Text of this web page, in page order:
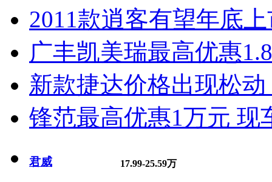
2011款逍客有望年底
广丰凯美瑞最高优惠
新款捷达价格出现松
锋范最高优惠1万元 现
君威 17.99-25.59万